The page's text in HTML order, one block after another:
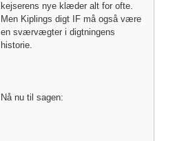
kejserens nye klæder alt for ofte.
Men Kiplings digt IF må også være
en sværvægter i digtningens
historie.
Nå nu til sagen: